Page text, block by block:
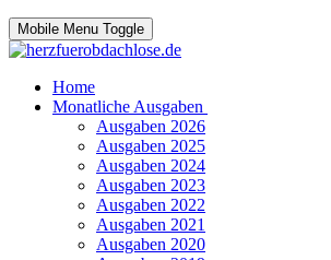
Mobile Menu Toggle
Home
Monatliche Ausgaben
Ausgaben 2026
Ausgaben 2025
Ausgaben 2024
Ausgaben 2023
Ausgaben 2022
Ausgaben 2021
Ausgaben 2020